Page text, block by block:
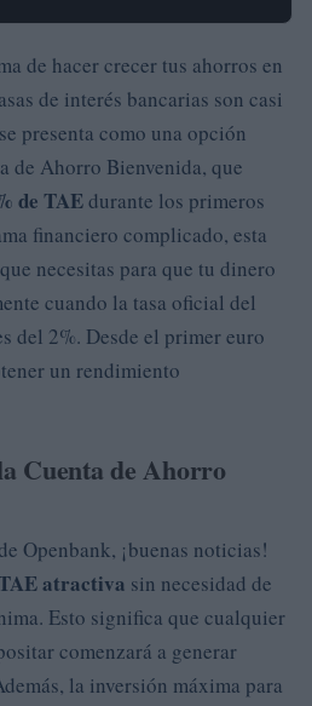
de hacer crecer tus ahorros en
de interés bancarias son casi
presenta como una opción
de Ahorro Bienvenida, que
de TAEdurante los primeros
financiero complicado, esta
necesitas para que tu dinero
cuando la tasa oficial del
del 2%. Desde el primer euro
un rendimiento
Cuenta de Ahorro
Openbank, ¡buenas noticias!
atractiva sin necesidad de
Esto significa que cualquier
comenzará a generar
la inversión máxima para